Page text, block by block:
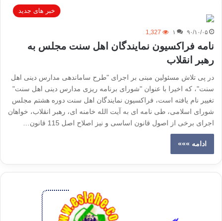
خبر های جدید
۹۰/۱۰/۰۵ ۱ 1,327
نامه فراکسیون نمایندگان اهل سنت مجلس به
رهبر انقلاب‎
در پی تلاش مسئولین مبنی بر اجرای "طرح ساماندهی مدارس دینی اهل
سنت"، که اخیرا با عنوان "شورای برنامه ریزی مدارس دینی اهل سنت"
تغییر نام یافته است، فراکسیون نمایندگان اهل سنت دوره هشتم مجلس
شورای اسلامی، طی نامه ای به آیت الله خامنه ای، رهبر انقلاب، خواهان
اجرای برخی از اصول قانون اساسی و نیز اصلاح اصل 115 قانون…
ادامه »»»